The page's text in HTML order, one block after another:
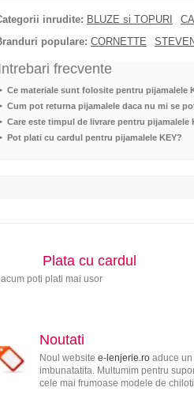
inrudite: BLUZE si TOPURI
populare: CORNETTE STEVEN
frecvente
Ce materiale sunt folosite pentru pijamalele
Cum pot returna pijamalele daca nu mi se
Care este timpul de livrare pentru pijamalele
Pot plati cu cardul pentru pijamalele KEY?
Plata cu cardul
poti plati mai usor
Noutati
Noul website e-lenjerie.roaduce un
imbunatatita. Multumim pentru
cele mai frumoase modele de